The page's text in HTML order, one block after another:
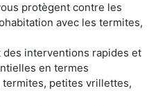
protègent contre les
avec les termites,
interventions rapides et
en termes
petites vrillettes,